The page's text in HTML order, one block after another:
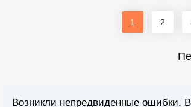
1 2
Возникли непредвиденные ошибки.